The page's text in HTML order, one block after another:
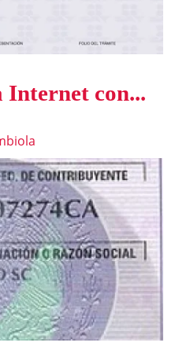
Internet con...